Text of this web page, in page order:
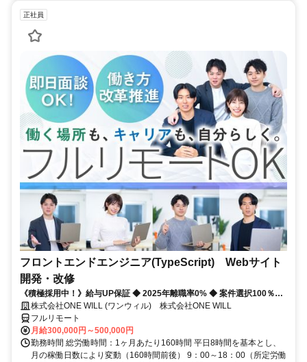
正社員
フロントエンドエンジニア(TypeScript) Webサイト
開発・改修
《積極採用中！》給与UP保証 ◆ 2025年離職率0% ◆ 案件選択100％！
◆ 平均残業7時間！
株式会社ONE WILL (ワンウィル) 株式会社ONE WILL
フルリモート
月給300,000円～500,000円
勤務時間 総労働時間：1ヶ月あたり160時間 平日8時間を基本とし、
月の稼働日数により変動（160時間前後） 9：00～18：00（所定労働